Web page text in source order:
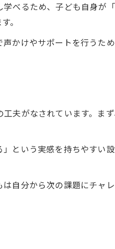
与える実践的な効果
てる地域の工夫とは
区の取り組み解説
える公文式の魅力
る環境づくりの秘訣
しさ
長する楽しさを実感
学生の変化に注目
べるため、子ども自身が
。
かけやサポートを行うた
夫がなされています。ま
という実感を持ちやすい
自分から次の課題にチャ